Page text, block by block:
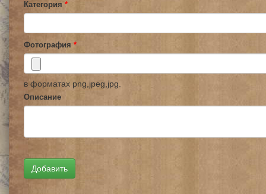
Категория *
Фотография *
в форматах png,jpeg,jpg.
Описание